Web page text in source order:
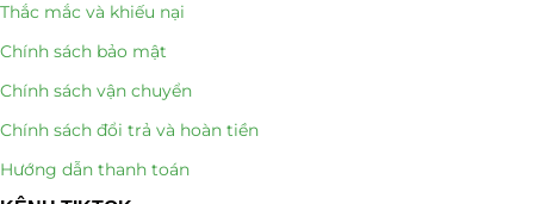
Tiểu Cảnh Lan Sen Đá
Hoa Ngày Lễ 8/3
Hoa Tặng 14/2
Thắc mắc và khiếu nại
Chính sách bảo mật
Chính sách vận chuyển
Chính sách đổi trả và hoàn tiền
Hướng dẫn thanh toán